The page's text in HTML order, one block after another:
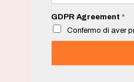
a
i
*
GDPR Agreement *
Confermo di aver